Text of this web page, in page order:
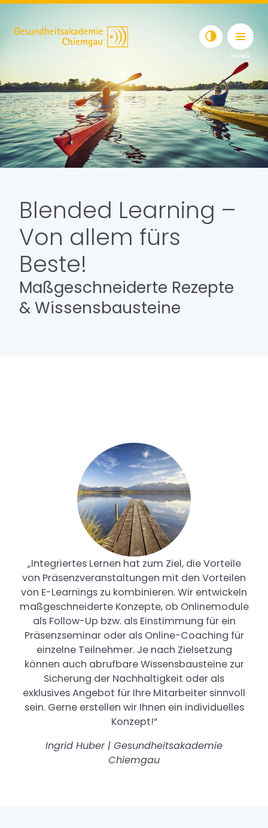
Skip to content
Toggle
Wissenswertes
Newsletter
Blended Learning –
Von allem fürs
Beste!
Maßgeschneiderte Rezepte
& Wissensbausteine
„Integriertes Lernen hat zum Ziel, die Vorteile
von Präsenzveranstaltungen mit den Vorteilen
von E-Learnings zu kombinieren. Wir entwickeln
maßgeschneiderte Konzepte, ob Onlinemodule
als Follow-Up bzw. als Einstimmung für ein
Präsenzseminar oder als Online-Coaching für
einzelne Teilnehmer. Je nach Zielsetzung
können auch abrufbare Wissensbausteine zur
Sicherung der Nachhaltigkeit oder als
exklusives Angebot für Ihre Mitarbeiter sinnvoll
sein. Gerne erstellen wir Ihnen ein individuelles
Konzept!“
Ingrid Huber | Gesundheitsakademie
Chiemgau